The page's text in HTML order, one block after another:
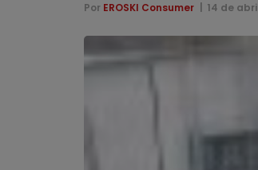
Por EROSKI Consumer 14 de